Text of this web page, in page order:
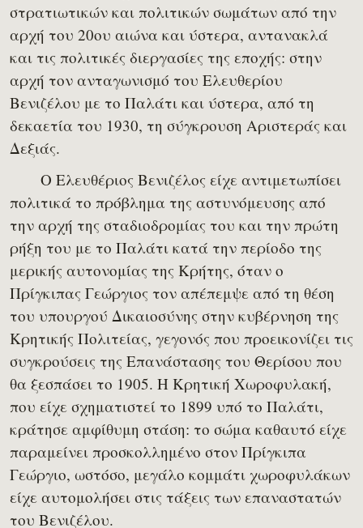
στρατιωτικών και πολιτικών σωμάτων από την
αρχή του 20ου αιώνα και ύστερα, αντανακλά
και τις πολιτικές διεργασίες της εποχής: στην
αρχή τον ανταγωνισμό του Ελευθερίου
Βενιζέλου με το Παλάτι και ύστερα, από τη
δεκαετία του 1930, τη σύγκρουση Αριστεράς και
Δεξιάς.
Ο Ελευθέριος Βενιζέλος είχε αντιμετωπίσει
πολιτικά το πρόβλημα της αστυνόμευσης από
την αρχή της σταδιοδρομίας του και την πρώτη
ρήξη του με το Παλάτι κατά την περίοδο της
μερικής αυτονομίας της Κρήτης, όταν ο
Πρίγκιπας Γεώργιος τον απέπεμψε από τη θέση
του υπουργού Δικαιοσύνης στην κυβέρνηση της
Κρητικής Πολιτείας, γεγονός που προεικονίζει τις
συγκρούσεις της Επανάστασης του Θερίσου που
θα ξεσπάσει το 1905. Η Κρητική Χωροφυλακή,
που είχε σχηματιστεί το 1899 υπό το Παλάτι,
κράτησε αμφίθυμη στάση: το σώμα καθαυτό είχε
παραμείνει προσκολλημένο στον Πρίγκιπα
Γεώργιο, ωστόσο, μεγάλο κομμάτι χωροφυλάκων
είχε αυτομολήσει στις τάξεις των επαναστατών
του Βενιζέλου.